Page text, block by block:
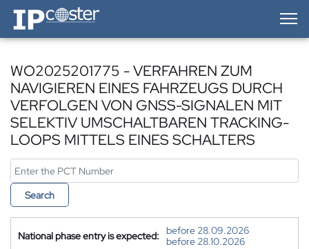
IP-Coster — Home
WO2025201775 - VERFAHREN ZUM
NAVIGIEREN EINES FAHRZEUGS DURCH
VERFOLGEN VON GNSS-SIGNALEN MIT
SELEKTIV UMSCHALTBAREN TRACKING-
LOOPS MITTELS EINES SCHALTERS
Search
National phase entry is expected:
before 28.09.2026
before 28.10.2026